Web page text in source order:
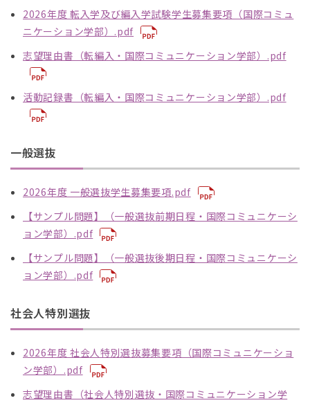
2026年度 転入学及び編入学試験学生募集要項（国際コミュ
ニケーション学部）.pdf
志望理由書（転編入・国際コミュニケーション学部）.pdf
活動記録書（転編入・国際コミュニケーション学部）.pdf
一般選抜
2026年度 一般選抜学生募集要項.pdf
【サンプル問題】（一般選抜前期日程・国際コミュニケーシ
ョン学部）.pdf
【サンプル問題】（一般選抜後期日程・国際コミュニケーシ
ョン学部）.pdf
社会人特別選抜
2026年度 社会人特別選抜募集要項（国際コミュニケーショ
ン学部）.pdf
志望理由書（社会人特別選抜・国際コミュニケーション学